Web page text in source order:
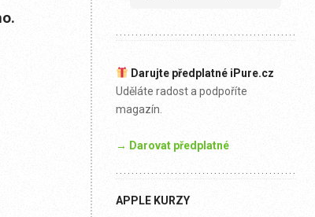
Darujte předplatné iPure.cz
Uděláte radost a podpoříte
magazín.
→ Darovat předplatné
APPLE KURZY